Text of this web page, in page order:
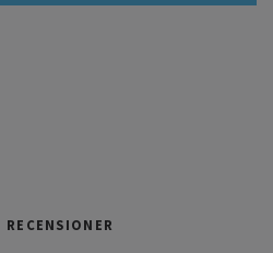
RECENSIONER